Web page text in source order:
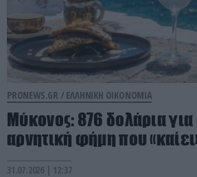
PRONEWS.GR / ΕΛΛΗΝΙΚΗ ΟΙΚΟΝΟΜΙΑ
Μύκονος: 876 δολάρια για
αρνητική φήμη που
31.07.2026 | 12:37